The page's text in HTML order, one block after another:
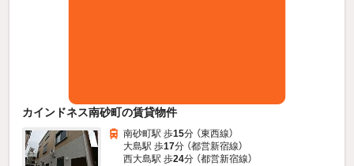
カインドネス南砂町の賃貸物件
南砂町駅 歩15分 （東西線）
大島駅 歩17分 （都営新宿線）
西大島駅 歩24分 （都営新宿線）